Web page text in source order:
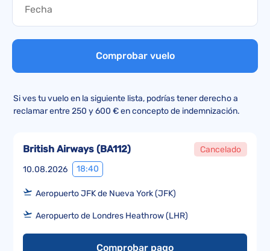
Comprobar vuelo
Si ves tu vuelo en la siguiente lista, podrías tener derecho a
reclamar entre 250 y 600 € en concepto de indemnización.
10.08.2026 18:40
British Airways (BA112) Cancelado
Aeropuerto JFK de Nueva York (JFK)
Aeropuerto de Londres Heathrow (LHR)
Comprobar pago